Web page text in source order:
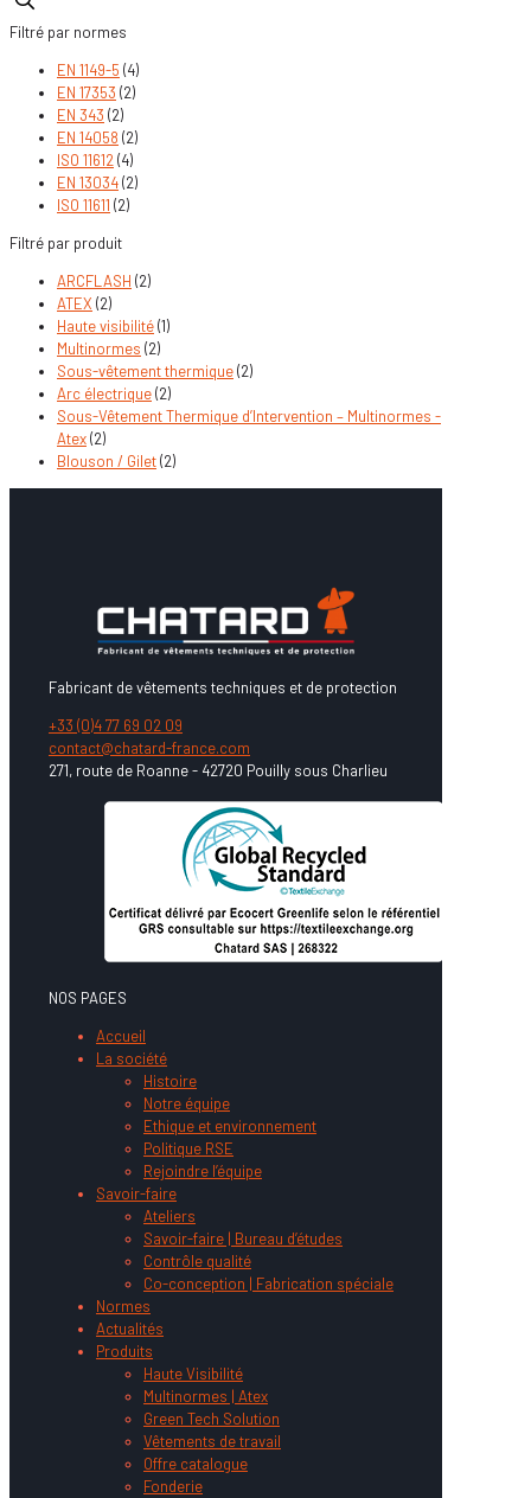
Filtré par normes
EN 1149-5 (4)
EN 17353 (2)
EN 343 (2)
EN 14058 (2)
ISO 11612 (4)
EN 13034(2)
ISO 11611 (2)
Filtré par produit
ARCFLASH (2)
ATEX (2)
Haute visibilité(1)
Multinormes (2)
Sous-vêtement thermique(2)
Arc électrique(2)
Sous-Vêtement Thermique d’Intervention – Multinormes -
Atex(2)
Blouson / Gilet(2)
Fabricant de vêtements techniques et de protection
+33 (0)4 77 69 02 09
contact@chatard-france.com
271, route de Roanne - 42720 Pouilly sous Charlieu
NOS PAGES
Accueil
La société
Histoire
Notre équipe
Ethique et environnement
Politique RSE
Rejoindre l’équipe
Savoir-faire
Ateliers
Savoir-faire | Bureau d’études
Contrôle qualité
Co-conception | Fabrication spéciale
Normes
Actualités
Produits
Haute Visibilité
Multinormes | Atex
Green Tech Solution
Vêtements de travail
Offre catalogue
Fonderie